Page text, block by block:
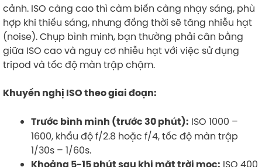
cảnh. ISO càng cao thì càm biến càng nhạy sáng, phù
hợp khi thiếu sáng, nhưng đồng thời sẽ tăng nhiễu hạt
(noise). Chụp bình minh, bạn thường phải cân bằng
giữa ISO cao và nguy cơ nhiễu hạt với việc sử dụng
tripod và tốc độ màn trập chậm.
Khuyến nghị ISO theo giai đoạn:
Trước bình minh (trước 30 phút): ISO 1000 –
1600, khẩu độ f/2.8 hoặc f/4, tốc độ màn trập
1/30s – 1/60s.
Khoảng 5-15 phút sau khi mặt trời mọc: ISO 400